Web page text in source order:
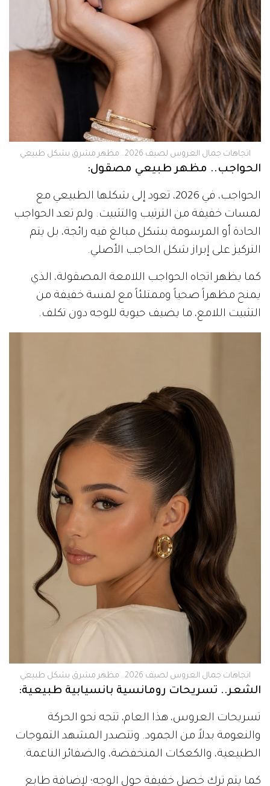
اتجاهات جمال العروس لصيف 2026.. مظهر مشرق بشكل طبيعي
الحواجب.. مظهر طبيعي مصقول:
الحواجب، في 2026، تعود إلى شكلها الطبيعي مع
لمسات خفيفة من الترتيب والتثبيت. ولم تعد الحواجب
الحادة أو المرسومة بشكل مبالغ فيه رائجة، بل يتم
التركيز على إبراز شكل الحاجب الأصلي.
كما يظهر اتجاه الحواجب اللامعة المصقولة، الذي
يمنح مظهراً صحياً وممتلئاً مع لمسة خفيفة من
التثبيت اللامع، ما يضيف حيوية للوجه دون تكلف.
اتجاهات جمال العروس لصيف 2026.. مظهر مشرق بشكل طبيعي
الشعر.. تسريحات رومانسية بانسيابية طبيعية:
تسريحات العروس، هذا العام، تتجه نحو الحركة
والنعومة بدلاً من الجمود. وتتصدر المشهد التموجات
الطبيعية، والكعكات المنخفضة، والضفائر الناعمة.
كما يتم ترك خصل خفيفة حول الوجه؛ لإضافة طابع